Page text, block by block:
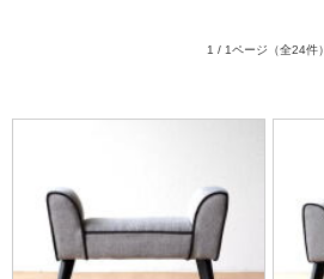
1 / 1ページ （全24件）